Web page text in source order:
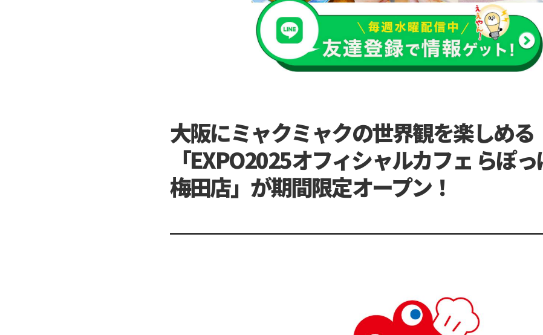
大阪にミャクミャクの世界観を楽しめる
「EXPO2025オフィシャルカフェ らぽ
梅田店」が期間限定オープン！